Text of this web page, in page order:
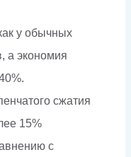
у обычных
а экономия
сжатия
15%
с